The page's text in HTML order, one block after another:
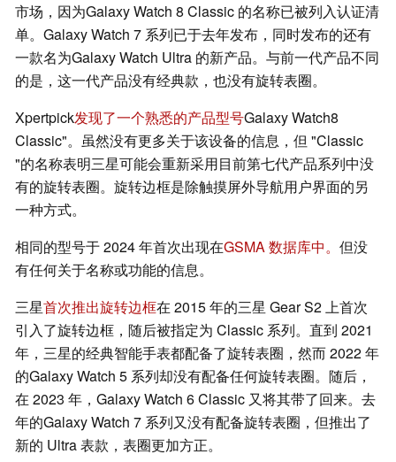
市场，因为Galaxy Watch 8 Classic 的名称已被列入认证清
单。Galaxy Watch 7 系列已于去年发布，同时发布的还有
一款名为Galaxy Watch Ultra 的新产品。与前一代产品不同
的是，这一代产品没有经典款，也没有旋转表圈。
Xpertpick发现了一个熟悉的产品型号Galaxy Watch8
Classic"。虽然没有更多关于该设备的信息，但 "Classic
"的名称表明三星可能会重新采用目前第七代产品系列中没
有的旋转表圈。旋转边框是除触摸屏外导航用户界面的另
一种方式。
相同的型号于 2024 年首次出现在GSMA 数据库中。 但没
有任何关于名称或功能的信息。
三星首次推出旋转边框在 2015 年的三星 Gear S2 上首次
引入了旋转边框，随后被指定为 Classic 系列。直到 2021
年，三星的经典智能手表都配备了旋转表圈，然而 2022 年
的Galaxy Watch 5 系列却没有配备任何旋转表圈。随后，
在 2023 年，Galaxy Watch 6 Classic 又将其带了回来。去
年的Galaxy Watch 7 系列又没有配备旋转表圈，但推出了
新的 Ultra 表款，表圈更加方正。